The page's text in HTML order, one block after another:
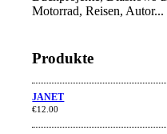
Motorrad, Reisen, Autor...
Produkte
JANET
€12.00